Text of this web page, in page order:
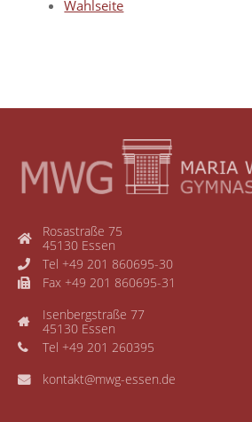
Wahlseite
Rosastraße 75
45130 Essen
Tel +49 201 860695-30
Fax +49 201 860695-31
Isenbergstraße 77
45130 Essen
Tel +49 201 260395
kontakt@mwg-essen.de